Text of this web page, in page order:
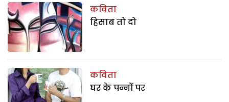
कविता
हिसाब तो दो
कविता
घर के पन्नों पर